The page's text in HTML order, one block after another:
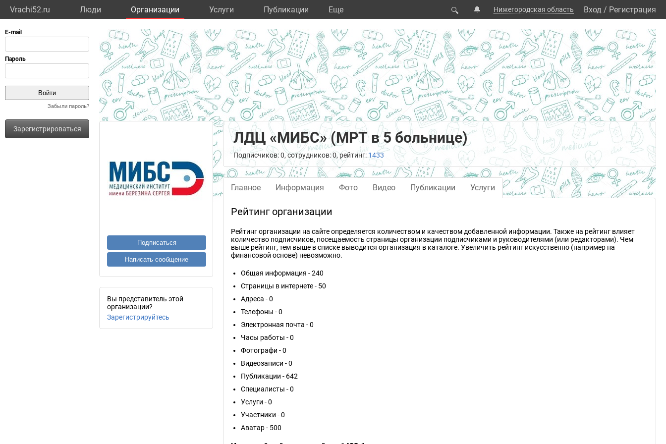
Vrachi52.ru Люди Организации Услуги Публикации Eще 🔍 🔔 Нижегородская область Вход / Регистрация
Забыли пароль?
Зарегистрироваться
Подписаться
Написать сообщение
Вы представитель этой
организации?
Зарегистрируйтесь
ЛДЦ «МИБС» (МРТ в 5 больнице)
Подписчиков: 0, сотрудников: 0, рейтинг: 1433
Главное Информация Фото Видео Публикации Услуги
Рейтинг организации
Рейтинг организации на сайте определяется количеством и качеством добавленной информации. Также на рейтинг влияет
количество подписчиков, посещаемость страницы организации подписчиками и руководителями (или редакторами). Чем
выше рейтинг, тем выше в списке выводится организация в каталоге. Увеличить рейтинг искусственно (например на
финансовой основе) невозможно.
Общая информация - 240
Страницы в интернете - 50
Адреса - 0
Телефоны - 0
Электронная почта - 0
Часы работы - 0
Фотографи - 0
Видеозаписи - 0
Публикации - 642
Специалисты - 0
Услуги - 0
Участники - 0
Аватар - 500